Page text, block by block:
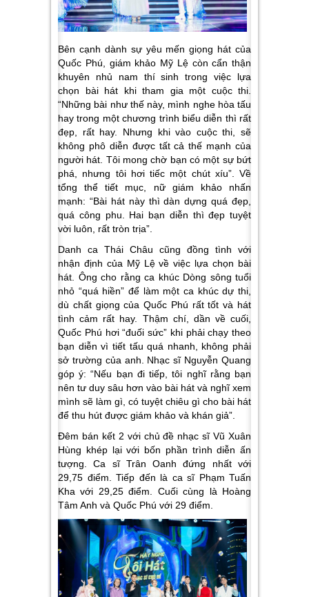
Bên cạnh dành sự yêu mến giọng hát của
Quốc Phú, giám khảo Mỹ Lệ còn cẩn thận
khuyên nhủ nam thí sinh trong việc lựa
chọn bài hát khi tham gia một cuộc thi.
“Những bài như thế này, mình nghe hòa tấu
hay trong một chương trình biểu diễn thì rất
đẹp, rất hay. Nhưng khi vào cuộc thi, sẽ
không phô diễn được tất cả thế mạnh của
người hát. Tôi mong chờ bạn có một sự bứt
phá, nhưng tôi hơi tiếc một chút xíu”. Về
tổng thể tiết mục, nữ giám khảo nhấn
mạnh: “Bài hát này thì dàn dựng quá đẹp,
quá công phu. Hai bạn diễn thì đẹp tuyệt
vời luôn, rất tròn trịa”.
Danh ca Thái Châu cũng đồng tình với
nhận định của Mỹ Lệ về việc lựa chọn bài
hát. Ông cho rằng ca khúc Dòng sông tuổi
nhỏ “quá hiền” để làm một ca khúc dự thi,
dù chất giọng của Quốc Phú rất tốt và hát
tình cảm rất hay. Thậm chí, dần về cuối,
Quốc Phú hơi “đuối sức” khi phải chạy theo
bạn diễn vì tiết tấu quá nhanh, không phải
sở trường của anh. Nhạc sĩ Nguyễn Quang
góp ý: “Nếu bạn đi tiếp, tôi nghĩ rằng bạn
nên tư duy sâu hơn vào bài hát và nghĩ xem
mình sẽ làm gì, có tuyệt chiêu gì cho bài hát
để thu hút được giám khảo và khán giả”.
Đêm bán kết 2 với chủ đề nhạc sĩ Vũ Xuân
Hùng khép lại với bốn phần trình diễn ấn
tượng. Ca sĩ Trân Oanh đứng nhất với
29,75 điểm. Tiếp đến là ca sĩ Phạm Tuấn
Kha với 29,25 điểm. Cuối cùng là Hoàng
Tâm Anh và Quốc Phú với 29 điểm.